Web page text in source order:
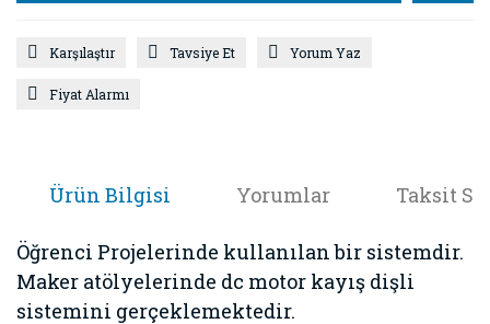
Karşılaştır Tavsiye Et Yorum Yaz
Fiyat Alarmı
Ürün Bilgisi Yorumlar Taksit
Öğrenci Projelerinde kullanılan bir sistemdir.
Maker atölyelerinde dc motor kayış dişli
sistemini gerçeklemektedir.